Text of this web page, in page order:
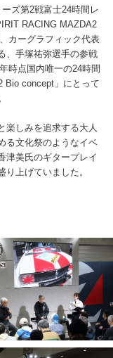
ズ第2戦富士24時間レ
RACING MAZDA2
カーグラフィック代表
、手塚祐弥選手の参戦
時点国内唯一の24時間
Bio concept」にとって
楽しみを追求する大人
る文化祭のようなイベ
津美氏のギタープレイ
上げていました。